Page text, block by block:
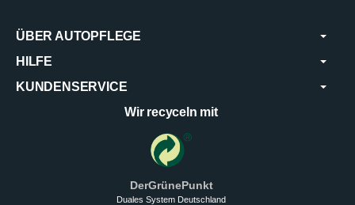
ÜBER AUTOPFLEGE
HILFE
KUNDENSERVICE
Wir recyceln mit
DerGrünePunkt
Duales System Deutschland